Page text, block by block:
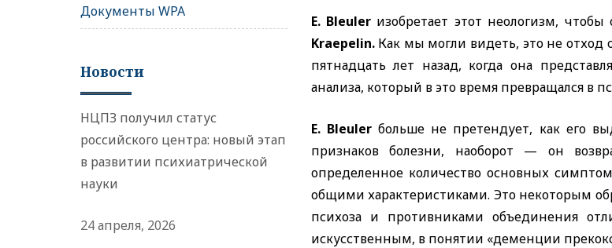
E. Bleuler изобретает этот неологизм,
Kraepelin. Как мы могли видеть, это не отход
пятнадцать лет назад, когда она
анализа, который в это время превращался в
E. Bleuler больше не претендует, как его
признаков болезни, наоборот — он
определенное количество основных
общими характеристиками. Это некоторым
психоза и противниками объединения
искусственным, в понятии «деменции
Документы WPA
Новости
НЦПЗ получил статус
российского центра: новый этап
в развитии психиатрической
науки
24 апреля, 2026